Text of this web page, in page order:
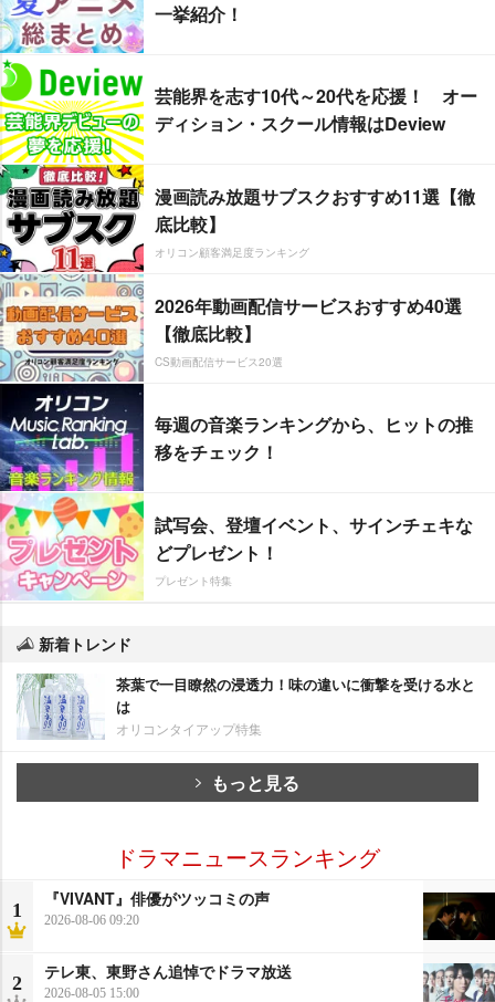
一挙紹介！
芸能界を志す10代～20代を応援！ オー
ディション・スクール情報はDeview
漫画読み放題サブスクおすすめ11選【徹
底比較】
オリコン顧客満足度ランキング
2026年動画配信サービスおすすめ40選
【徹底比較】
CS動画配信サービス20選
毎週の音楽ランキングから、ヒットの推
移をチェック！
試写会、登壇イベント、サインチェキな
どプレゼント！
プレゼント特集
新着トレンド
茶葉で一目瞭然の浸透力！味の違いに衝撃を受ける水と
は
オリコンタイアップ特集
もっと見る
ドラマニュースランキング
1
『VIVANT』俳優がツッコミの声
2026-08-06 09:20
2
テレ東、東野さん追悼でドラマ放送
2026-08-05 15:00